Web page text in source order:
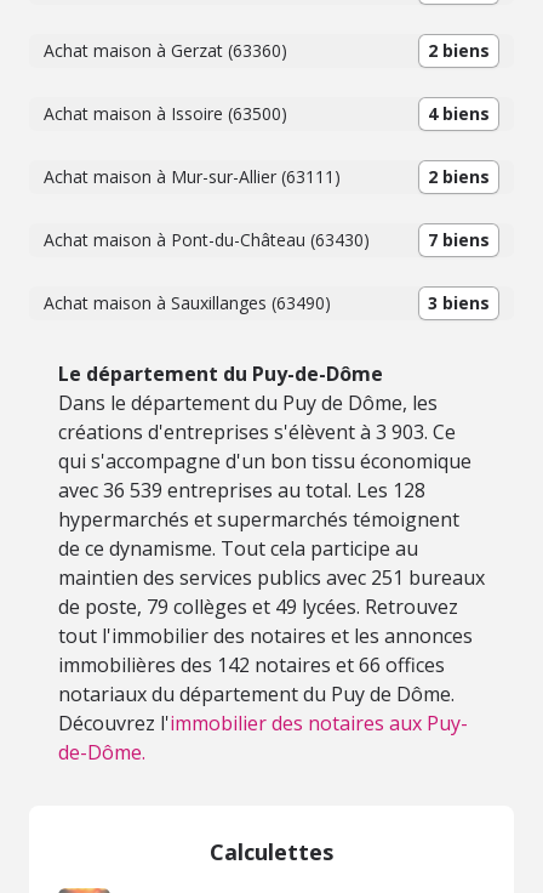
Achat maison à Gerzat (63360) 2 biens
Achat maison à Issoire (63500) 4 biens
Achat maison à Mur-sur-Allier (63111) 2 biens
Achat maison à Pont-du-Château (63430) 7 biens
Achat maison à Sauxillanges (63490) 3 biens
Le département du Puy-de-Dôme
Dans le département du Puy de Dôme, les
créations d'entreprises s'élèvent à 3 903. Ce
qui s'accompagne d'un bon tissu économique
avec 36 539 entreprises au total. Les 128
hypermarchés et supermarchés témoignent
de ce dynamisme. Tout cela participe au
maintien des services publics avec 251 bureaux
de poste, 79 collèges et 49 lycées. Retrouvez
tout l'immobilier des notaires et les annonces
immobilières des 142 notaires et 66 offices
notariaux du département du Puy de Dôme.
Découvrez l'immobilier des notaires aux Puy-
de-Dôme.
Calculettes